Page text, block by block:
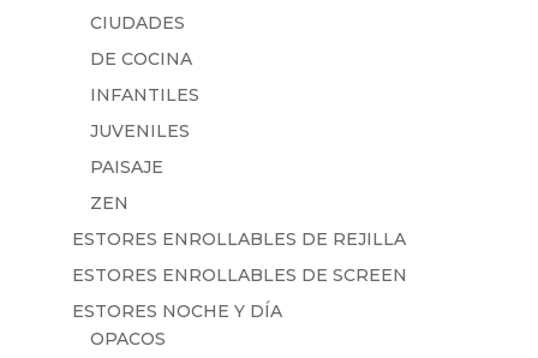
CIUDADES
DE COCINA
INFANTILES
JUVENILES
PAISAJE
ZEN
ESTORES ENROLLABLES DE REJILLA
ESTORES ENROLLABLES DE SCREEN
ESTORES NOCHE Y DÍA
OPACOS